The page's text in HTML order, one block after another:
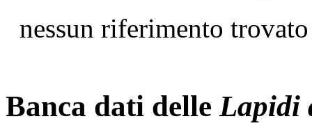
nessun riferimento trovato
Banca dati delle Lapidi